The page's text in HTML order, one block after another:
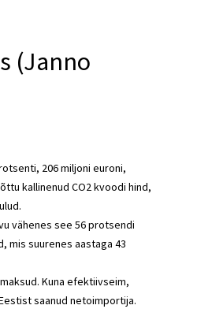
(Janno
206 miljoni euroni,
kallinenud CO2 kvoodi hind,
vähenes see 56 protsendi
mis suurenes aastaga 43
Kuna efektiivseim,
saanud netoimportija.